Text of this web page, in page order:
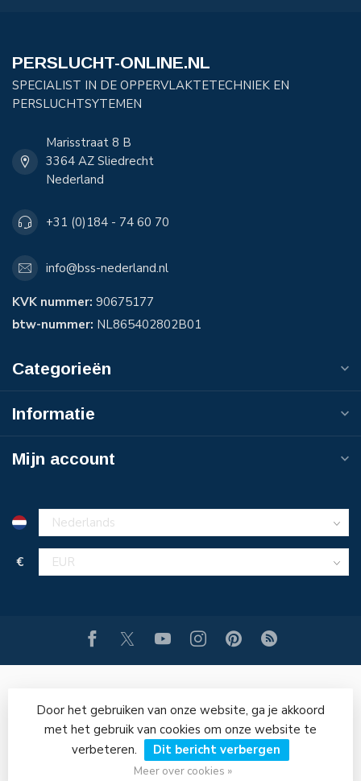
PERSLUCHT-ONLINE.NL
SPECIALIST IN DE OPPERVLAKTETECHNIEK EN
PERSLUCHTSYTEMEN
Marisstraat 8 B
3364 AZ Sliedrecht
Nederland
+31 (0)184 - 74 60 70
info@bss-nederland.nl
KVK nummer: 90675177
btw-nummer: NL865402802B01
Categorieën
Informatie
Mijn account
€
© Copyright 2026 PERSLUCHT-ONLINE.NL
Door het gebruiken van onze website, ga je akkoord
met het gebruik van cookies om onze website te
verbeteren.
Dit bericht verbergen
Meer over cookies »